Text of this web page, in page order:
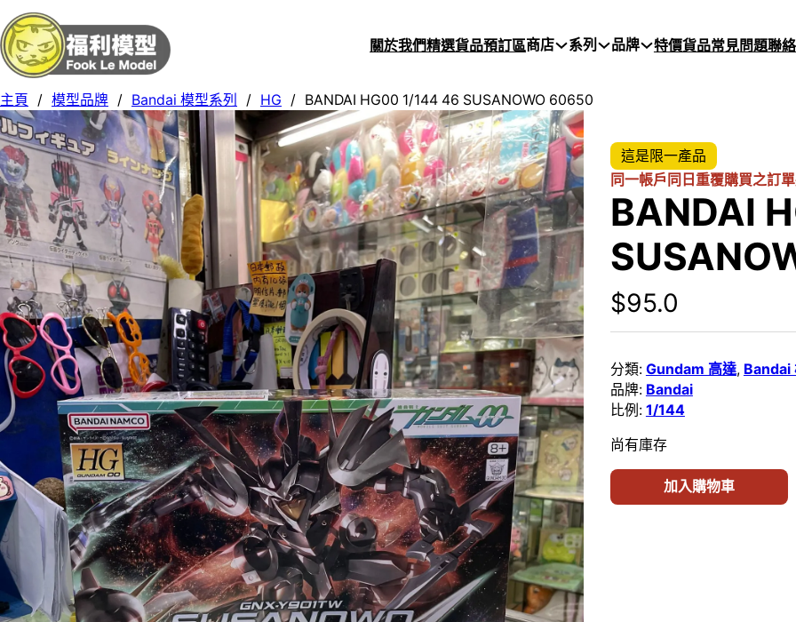
關於我們精選貨品預訂區商店 系列 品牌 特價貨品常見問題聯
主頁 / 模型品牌 / Bandai 模型系列 / HG / BANDAI HG00 1/144 46 SUSANOWO 60650
這是限一產品
同一帳戶同日重覆購買之訂
BANDAI
$95.0
分類: Gundam 高達, Bandai
品牌: Bandai
比例: 1/144
尚有庫存
加入購物車